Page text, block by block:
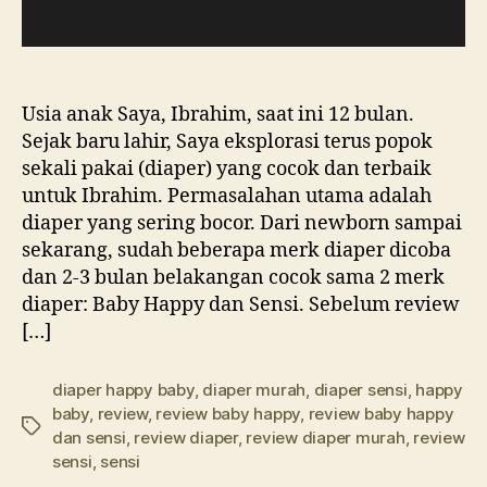
Usia anak Saya, Ibrahim, saat ini 12 bulan.
Sejak baru lahir, Saya eksplorasi terus popok
sekali pakai (diaper) yang cocok dan terbaik
untuk Ibrahim. Permasalahan utama adalah
diaper yang sering bocor. Dari newborn sampai
sekarang, sudah beberapa merk diaper dicoba
dan 2-3 bulan belakangan cocok sama 2 merk
diaper: Baby Happy dan Sensi. Sebelum review
[…]
Tags
diaper happy baby, diaper murah diaper sensi happy
baby review, review baby happy review baby happy
dan sensi review diaper, review diaper murah review
sensi sensi